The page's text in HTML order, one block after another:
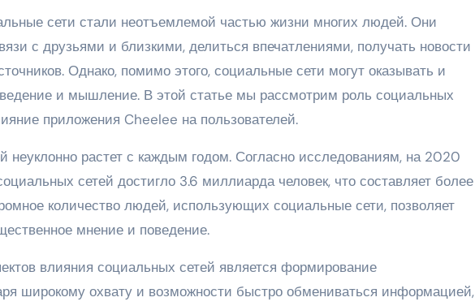
с друзьями и близкими, делиться впечатлениями, получать новости
Однако, помимо этого, социальные сети могут оказывать и
и мышление. В этой статье мы рассмотрим роль социальных
приложения Cheelee на пользователей.
неуклонно растет с каждым годом. Согласно исследованиям, на 2020
сетей достигло 3.6 миллиарда человек, что составляет более
количество людей, использующих социальные сети, позволяет
мнение и поведение.
влияния социальных сетей является формирование
широкому охвату и возможности быстро обмениваться информацией,